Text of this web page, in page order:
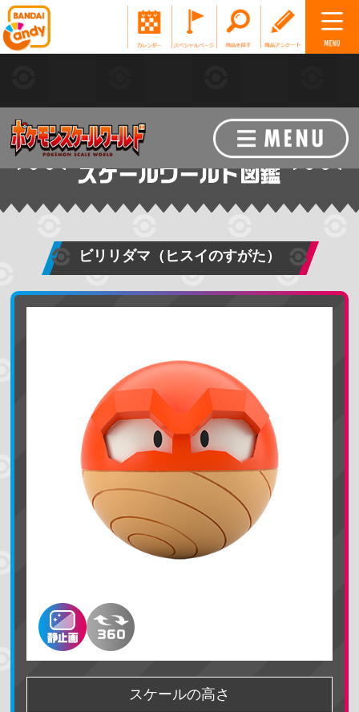
ポケモンを探す
名前で検索する
地方で探す
ジョウト地方
ホウエン地方
カロス地方
パルデア地方
ビリリダマ（ヒスイのすがた）
スケールの高さ